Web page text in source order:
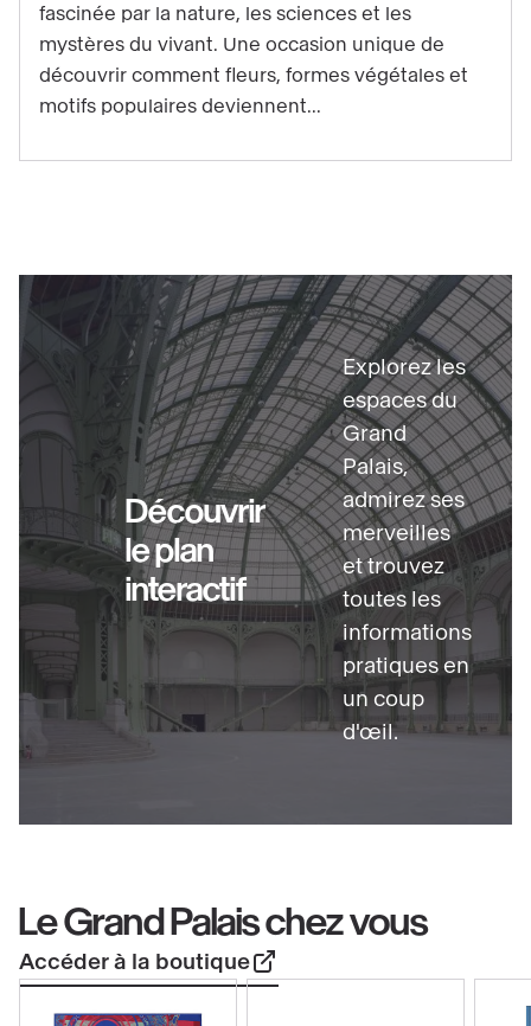
Klint
quand
fascinée par la nature, les sciences et les
mystères du vivant. Une occasion unique de
découvrir comment fleurs, formes végétales et
motifs populaires deviennent...
Découvrir
Découvrir
le plan
interactif
Explorez les
espaces du
Grand
Palais,
admirez ses
merveilles
et trouvez
toutes les
informations
pratiques en
un coup
d'œil.
Le Grand Palais chez vous
Accéder à la boutique